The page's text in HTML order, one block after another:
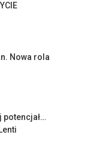
Nowa rola
potencjał…